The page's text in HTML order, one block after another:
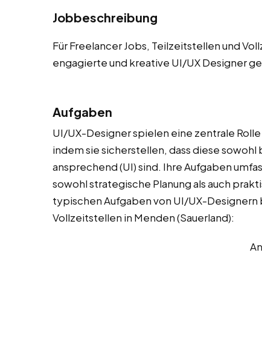
Jobbeschreibung
Für Freelancer Jobs, Teilzeitstellen und
engagierte und kreative UI/UX Designer
Aufgaben
UI/UX-Designer spielen eine zentrale
indem sie sicherstellen, dass diese sowohl
ansprechend (UI) sind. Ihre Aufgaben
sowohl strategische Planung als auch
typischen Aufgaben von UI/UX-
Vollzeitstellen in Menden (Sauerland):